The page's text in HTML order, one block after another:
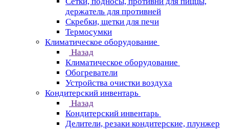
держатель для противней
Скребки, щетки для печи
Термосумки
Климатическое оборудование
Назад
Климатическое оборудование
Обогреватели
Устройства очистки воздуха
Кондитерский инвентарь
Назад
Кондитерский инвентарь
Делители, резаки кондитерские, плунжер